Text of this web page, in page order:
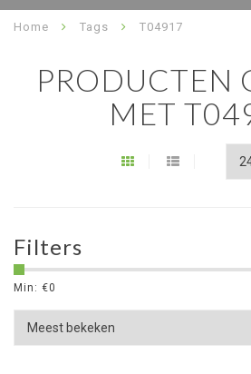
Home Tags T04917
PRODUCTEN
MET
Filters
Min: €0